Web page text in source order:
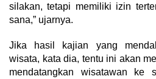
silakan, tetapi memiliki izin
sana,” ujarnya.
Jika hasil kajian yang
wisata, kata dia, tentu ini akan
mendatangkan wisatawan ke